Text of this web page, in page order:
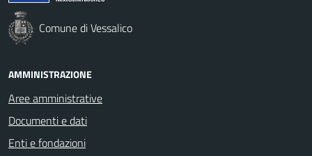
Comune di Vessalico
AMMINISTRAZIONE
Aree amministrative
Documenti e dati
Enti e fondazioni